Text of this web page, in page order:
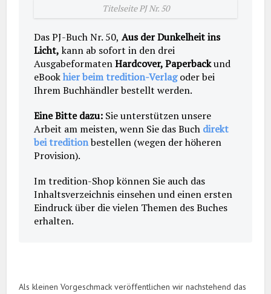
Titelseite PJ Nr. 50
Das PJ-Buch Nr. 50, Aus der Dunkelheit ins
Licht,kann ab sofort in den drei
AusgabeformatenHardcover, Paperbackund
eBookhier beim tredition-Verlagoder bei
Ihrem Buchhändler bestellt werden.
Eine Bitte dazu: Sie unterstützen unsere
Arbeit am meisten, wenn Sie das Buch direkt
bei treditionbestellen (wegen der höheren
Provision).
Im tredition-Shop können Sie auch das
Inhaltsverzeichnis einsehen und einen ersten
Eindruck über die vielen Themen des Buches
erhalten.
Als kleinen Vorgeschmack veröffentlichen wir nachstehend das